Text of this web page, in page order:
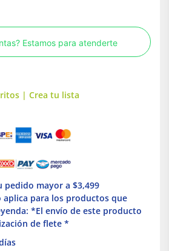
Estamos para atenderte
| Crea tu lista
pedido mayor a $3,499
aplica para los productos que
*El envío de este producto
de flete *